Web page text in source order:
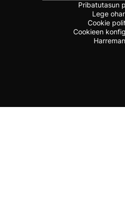
Pribatutasun
Lege
Cookie
Cookieen